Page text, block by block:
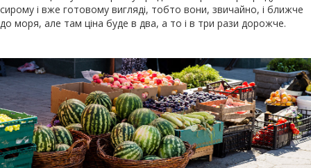
сирому і вже готовому вигляді, тобто вони, звичайно, і ближче
до моря, але там ціна буде в два, а то і в три рази дорожче.